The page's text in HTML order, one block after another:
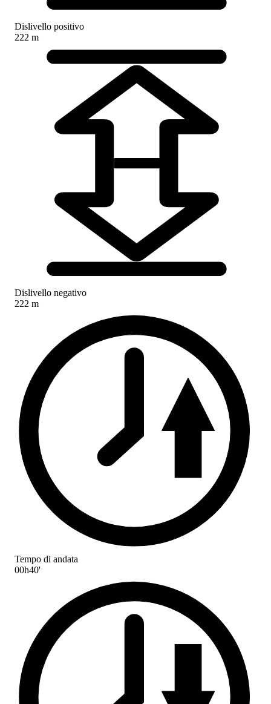
Dislivello positivo
222 m
Dislivello negativo
222 m
Tempo di andata
00h40'